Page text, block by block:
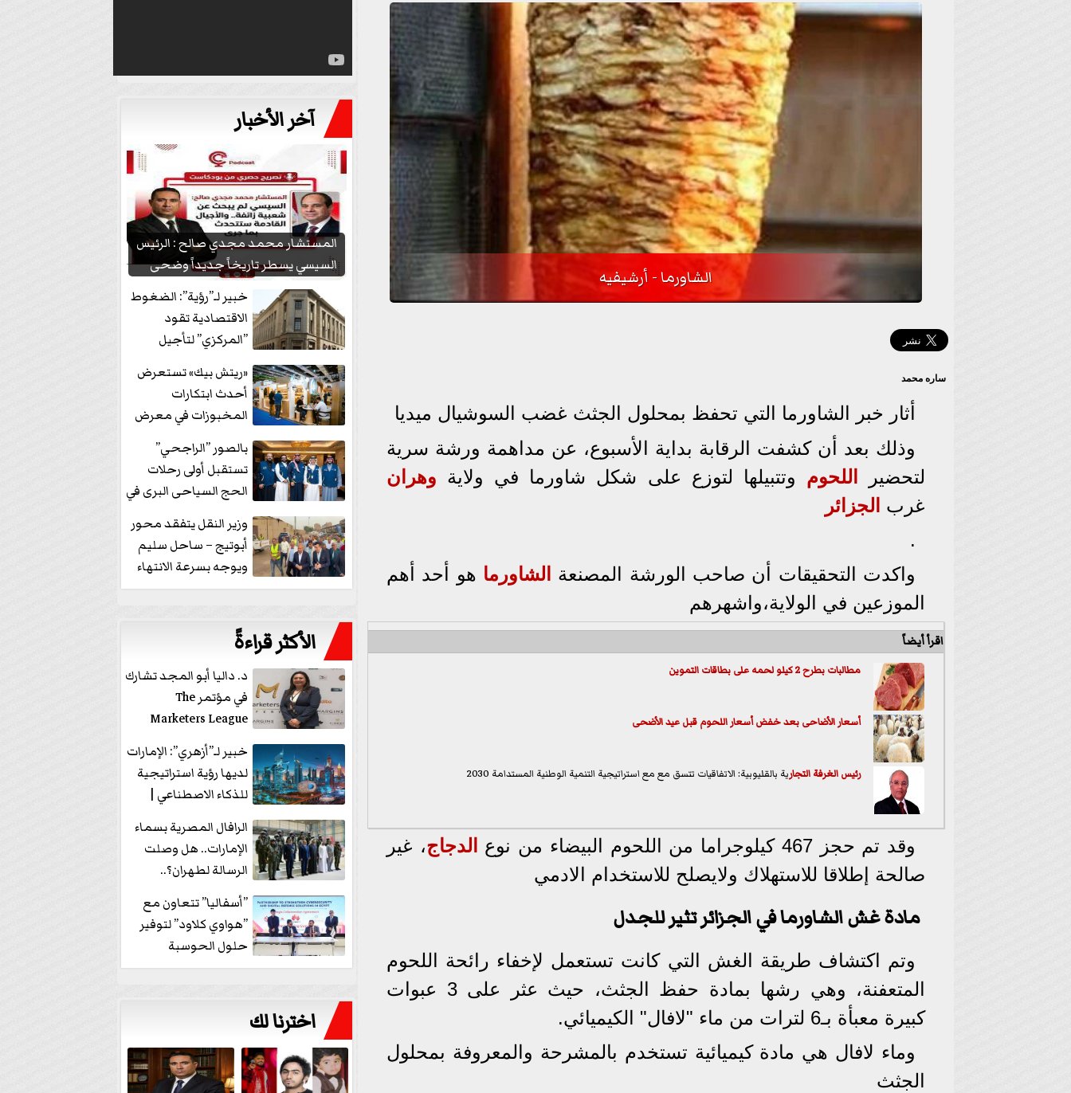
الشاورما - أرشيفيه
ساره محمد
أثار خبر الشاورما التي تحفظ بمحلول الجثث غضب السوشيال ميديا
وذلك بعد أن كشفت الرقابة بداية الأسبوع، عن مداهمة ورشة سرية
لتحضير
اللحوم وتتبيلها لتوزع على شكل شاورما في ولاية وهران
غرب الجزائر
.
واكدت التحقيقات أن صاحب الورشة المصنعة
الشاورما هو أحد أهم
الموزعين في الولاية،واشهرهم
اقرأ أيضاً
مطالبات بطرح 2 كيلو لحمه على بطاقات التموين
أسعار الأضاحى بعد خفض أسعار اللحوم قبل عيد الأضحى
رئيس الغرفة التجارية بالقليوبية: الاتفاقيات تتسق مع مع استراتيجية التنمية الوطنية المستدامة 2030
وقد تم حجز 467 كيلوجراما من اللحوم البيضاء من نوع الدجاج، غير
صالحة إطلاقا للاستهلاك ولايصلح للاستخدام الادمي
مادة غش الشاورما في الجزائر تثير للجدل
وتم اكتشاف طريقة الغش التي كانت تستعمل لإخفاء رائحة اللحوم
المتعفنة، وهي رشها بمادة حفظ الجثث، حيث عثر على 3 عبوات
كبيرة معبأة بـ6 لترات من ماء "لافال" الكيميائي.
وماء لافال هي مادة كيميائية تستخدم بالمشرحة والمعروفة بمحلول
الجثث
آخر الأخبار
المستشار محمد مجدي صالح : الرئيس
السيسي يسطر تاريخاً جديداً وضحى
بشعبيته...
خبير لـ”رؤية”: الضغوط
الاقتصادية تقود
”المركزي” لتأجيل
«ريتش بيك» تستعرض
أحدث ابتكارات
المخبوزات في معرض
منتجات...
بالصور ”الراجحي”
تستقبل أولى رحلات
الحج السياحى البرى في
وزير النقل يتفقد محور
أبوتيج – ساحل سليم
ويوجه بسرعة الانتهاء
من...
الأكثر قراءةً
د. داليا أبو المجد تشارك
في مؤتمر The
Marketers League
وتدير جلسة...
خبير لـ”أزهري”: الإمارات
لديها رؤية استراتيجية
للذكاء الاصطناعي |
الرافال المصرية بسماء
الإمارات.. هل وصلت
الرسالة لطهران؟..
”ماعت جروب” تُجيب؟
|...
”أسفاليا” تتعاون مع
”هواوي كلاود” لتوفير
حلول الحوسبة
السحابية والأمن
اخترنا لك